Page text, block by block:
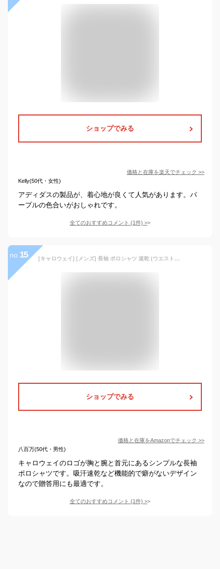
ショップでみる
価格と在庫を楽天でチェック >>
Kelly(50代・女性)
アディダスの製品が、着心地が良くて人気があります。パ
ープルの色合いがおしゃれです。
全てのおすすめコメント (1件) >
no. 15 [キャロウェイ] [メンズ] 長袖 ポロシャツ 速乾 (ウエストボックス型) / ゴルフ / C21233100 1120_ネイビー LL
ショップでみる
価格と在庫をAmazonでチェック >>
八百万(50代・男性)
キャロウェイのロゴが胸と腕と首元にあるシンプルな長袖
ポロシャツです。吸汗速乾など機能的で癖がないデザイン
なので贈答用にも最適です。
全てのおすすめコメント (1件) >